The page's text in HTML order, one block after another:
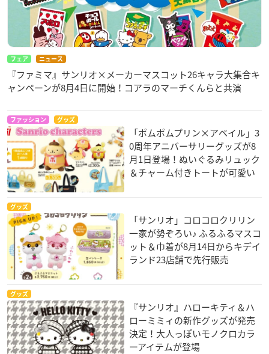
フェア ニュース
『ファミマ』サンリオ×メーカーマスコット26キャラ大集合キ
ャンペーンが8月4日に開始！コアラのマーチくんらと共演
ファッション グッズ
「ポムポムプリン×アベイル」3
0周年アニバーサリーグッズが8
月1日登場！ぬいぐるみリュック
＆チャーム付きトートが可愛い
グッズ
「サンリオ」コロコロクリリン
一家が勢ぞろい♪ ふるふるマスコ
ット＆巾着が8月14日からキデイ
ランド23店舗で先行販売
グッズ
『サンリオ』ハローキティ＆ハ
ローミミィの新作グッズが発売
決定！大人っぽいモノクロカラ
ーアイテムが登場